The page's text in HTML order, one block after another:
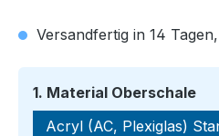
Versandfertig in 14
1. Material Oberschale
Acryl (AC, Plexiglas)